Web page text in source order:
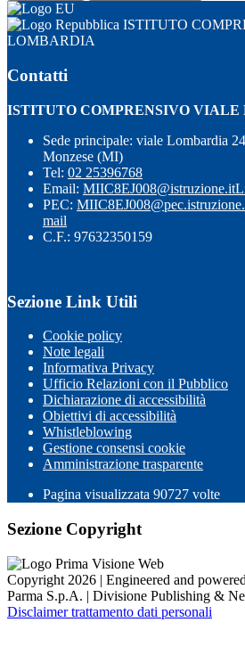
ISTITUTO
LOMBARDIA
Contatti
ISTITUTO COMPRENSIVO
Sede principale: viale Lombardia
Monzese (MI)
Tel: 02 25396768
Email: MIIC8EJ008@istruzione.it
PEC:
mail
C.F.: 97632350159
Sezione Link Utili
Cookie policy
Note legali
Informativa Privacy
Ufficio Relazioni con il Pubblico
Dichiarazione di accessibilità
Obiettivi di accessibilità
Whistleblowing
Gestione consensi cookie
Amministrazione trasparente
Pagina visualizzata 90727 volte
Sezione Copyright
Copyright 2026 | Engineered and
Parma S.p.A. | Divisione Publishing &
Disclaimer trattamento dati personali